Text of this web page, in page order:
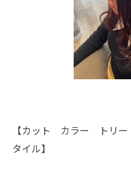
【カット カラー トリ
タイル】